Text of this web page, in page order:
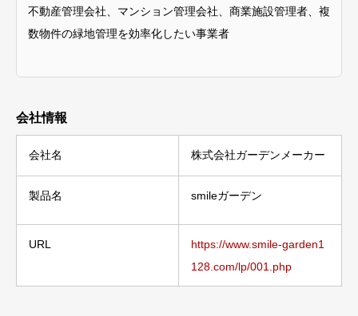
不動産管理会社、マンション管理会社、商業施設管理者、複
数物件の緑地管理を効率化したい事業者
会社情報
会社名 株式会社ガーデンメーカー
製品名 smileガーデン
URL
https://www.smile-garden1
128.com/lp/001.php